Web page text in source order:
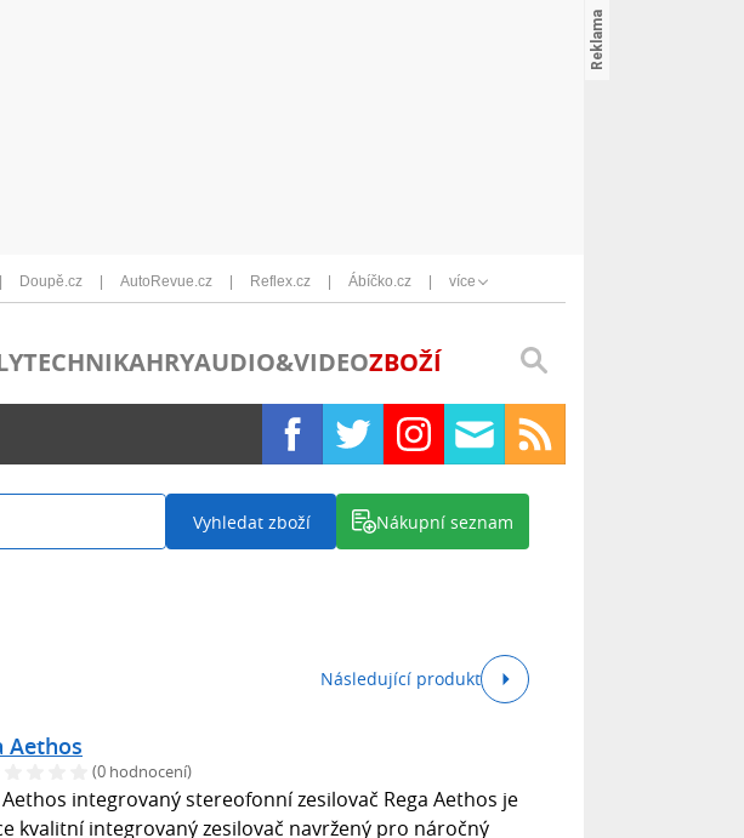
Doupě.cz AutoRevue.cz Reflex.cz Ábíčko.cz více
TECHNIKAHRYAUDIO&VIDEOZBOŽÍ
Vyhledat zboží Nákupní seznam
Následující produkt
Aethos
(0 hodnocení)
Aethos integrovaný stereofonní zesilovač Rega Aethos je
kvalitní integrovaný zesilovač navržený pro náročný